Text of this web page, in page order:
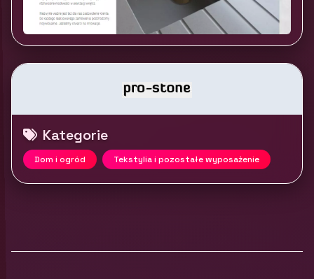
Kategorie
Dom i ogród Tekstylia i pozostałe wyposażenie